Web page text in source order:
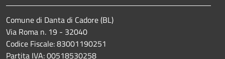
Comune di Danta di Cadore (BL)
Via Roma n. 19 - 32040
Codice Fiscale: 83001190251
Partita IVA: 00518530258